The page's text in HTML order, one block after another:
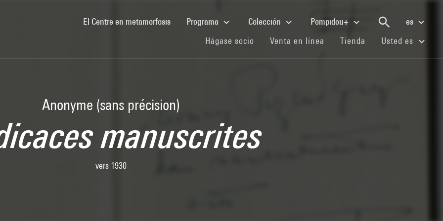
El Centre en metamorfosis(current)Programa Colección Pompidou+
es
Hágase socio (current)
Venta en línea (current)
Tienda (current)
Usted es
Anonyme (sans précision)
manuscrites
vers 1930